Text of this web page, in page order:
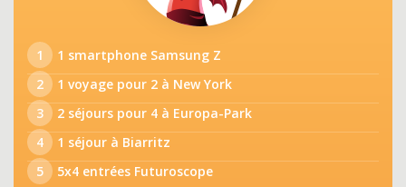
1
1 smartphone Samsung Z
2
1 voyage pour 2 à New York
3
2 séjours pour 4 à Europa-Park
4
1 séjour à Biarritz
5
5x4 entrées Futuroscope